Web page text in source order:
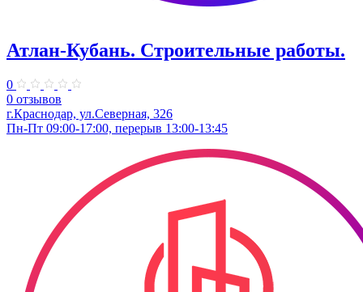
Атлан-Кубань. Строительные работы.
0
0 отзывов
г.Краснодар, ул.Северная, 326
Пн-Пт 09:00-17:00, перерыв 13:00-13:45